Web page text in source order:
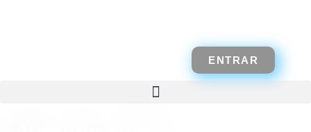
ENTRAR